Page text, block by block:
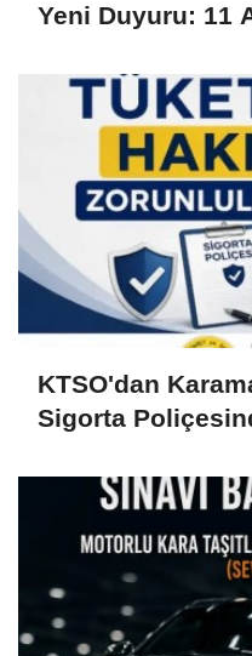
Yeni Duyuru: 11
KTSO'dan
Sigorta